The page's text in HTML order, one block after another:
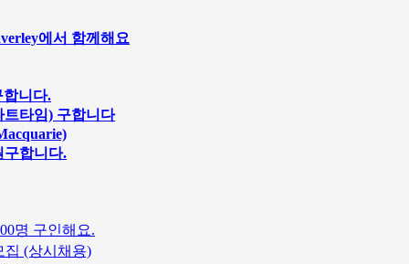
에서 함께해요
합니다.
트타임) 구합니다
구합니다.
명 구인해요.
집 (상시채용)